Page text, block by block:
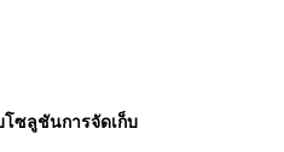
โซลูชันการจัดเก็บ